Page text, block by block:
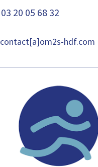
03 20 05 68 32
contact[a]om2s-hdf.com